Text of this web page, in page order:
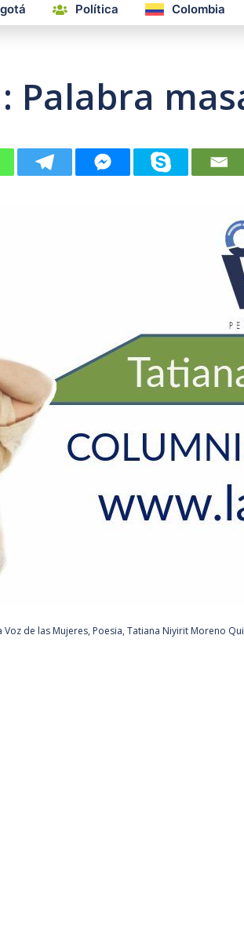
Política Colombia
Palabra
Voz de las Mujeres, Poesia, Tatiana Niyirit Moreno